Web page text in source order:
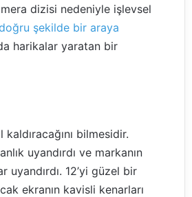
dizisi nedeniyle işlevsel
şekilde bir araya
harikalar yaratan bir
bilmesidir.
uyandırdı ve markanın
12’yi güzel bir
ekranın kavisli kenarları